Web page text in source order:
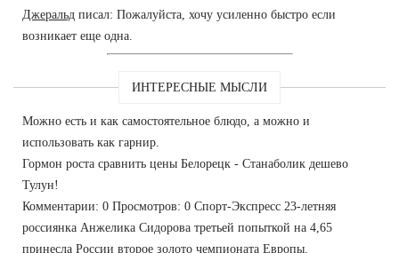
Джеральд писал: Пожалуйста, хочу усиленно быстро если
возникает еще одна.
ИНТЕРЕСНЫЕ МЫСЛИ
Можно есть и как самостоятельное блюдо, а можно и
использовать как гарнир.
Гормон роста сравнить цены Белорецк - Станаболик дешево
Тулун!
Комментарии: 0 Просмотров: 0 Спорт-Экспресс 23-летняя
россиянка Анжелика Сидорова третьей попыткой на 4,65
принесла России второе золото чемпионата Европы.